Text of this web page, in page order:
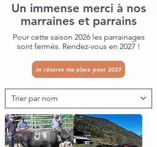
Un immense merci à nos
marraines et parrains
Pour cette saison 2026 les parrainages
sont fermés. Rendez-vous en 2027 !
Je réserve ma place pour 2027